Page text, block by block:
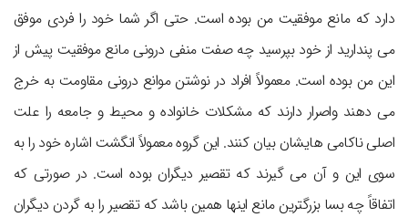
دارد که مانع موفقیت من بوده است. حتی اگر شما خود را فردی موفق
می‎ پندارید از خود بپرسید چه صفت منفی درونی مانع موفقیت پیش از
این من بوده است. معمولاً افراد در نوشتن موانع درونی مقاومت به خرج
می‎ دهند واصرار دارند که مشکلات خانواده و محیط و جامعه را علت
اصلی ناکامی‎ هایشان بیان کنند. این گروه معمولاً انگشت اشاره خود را به
سوی این و آن می‎ گیرند که تقصیر دیگران بوده است. در صورتی که
اتفاقاً چه بسا بزرگترین مانع اینها همین باشد که تقصیر را به گردن دیگران